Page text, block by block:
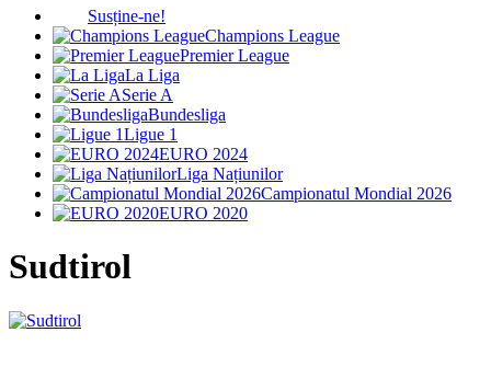
Susține-ne!
Champions League
Premier League
La Liga
Serie A
Bundesliga
Ligue 1
EURO 2024
Liga Națiunilor
Campionatul Mondial 2026
EURO 2020
Sudtirol